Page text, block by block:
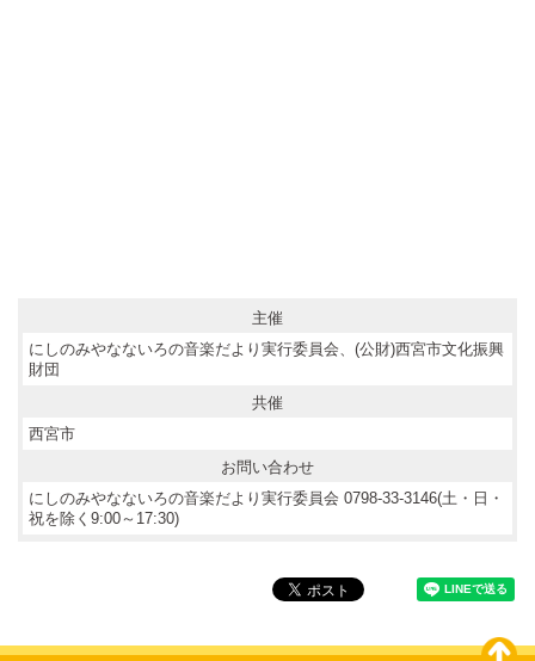
主催
にしのみやなないろの音楽だより実行委員会、(公財)西宮市文化振興
財団
共催
西宮市
お問い合わせ
にしのみやなないろの音楽だより実行委員会 0798-33-3146(土・日・
祝を除く9:00～17:30)